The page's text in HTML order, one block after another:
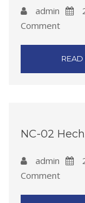
admin
Comment
NC-02
admin
Comment